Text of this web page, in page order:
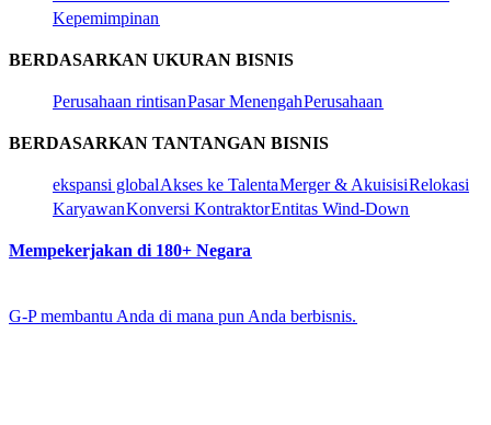
Kepemimpinan​​
BERDASARKAN UKURAN BISNIS​​
Perusahaan rintisan​​Pasar Menengah​​Perusahaan​​
BERDASARKAN TANTANGAN BISNIS​​
ekspansi global​​Akses ke Talenta​​Merger & Akuisisi​​Relokasi
Karyawan​​Konversi Kontraktor​​Entitas Wind-Down​​
Mempekerjakan di 180+ Negara​​
G-P membantu Anda di mana pun Anda berbisnis.​​